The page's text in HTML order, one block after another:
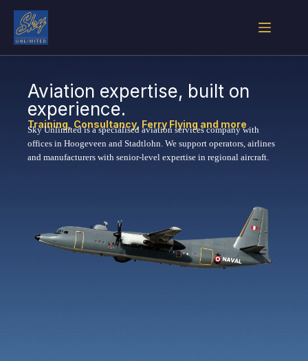
Aviation expertise, built on
experience.
Training, Consultancy, Ferry Flying and more
Sky Unlimited is a specialised aviation services company with
offices in Hoogeveen and Stadtlohn. We support operators, airlines
and manufacturers with senior-level expertise in regional aircraft.